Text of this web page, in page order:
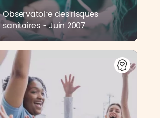
Observatoire des risques
sanitaires - Juin 2007